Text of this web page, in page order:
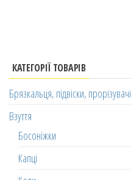
КАТЕГОРІЇ ТОВАРІВ
Брязкальця, підвіски, прорізувачі
Взуття
Босоніжки
Капці